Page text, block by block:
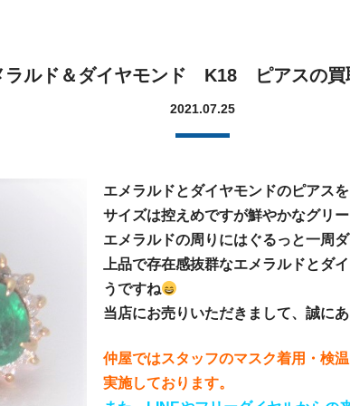
ラルド＆ダイヤモンド K18 ピアスの買
2021.07.25
エメラルドとダイヤモンドのピアス
サイズは控えめですが鮮やかなグリ
エメラルドの周りにはぐるっと一周
上品で存在感抜群なエメラルドとダ
うですね
当店にお売りいただきまして、誠に
仲屋ではスタッフのマスク着用・検
実施しております。